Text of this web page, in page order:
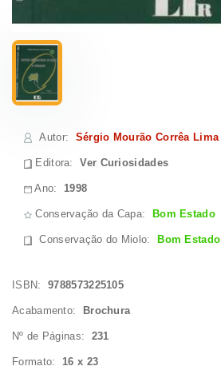
Autor: Sérgio Mourão Corrêa Lima
Editora:Ver Curiosidades
Ano:1998
Conservação da Capa: Bom Estado
Conservação do Miolo: Bom Estado
ISBN:9788573225105
Acabamento: Brochura
Nº de Páginas: 231
Formato: 16 x 23